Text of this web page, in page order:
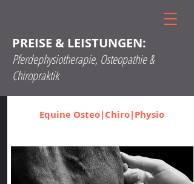
PREISE & LEISTUNGEN:
Pferdephysiotherapie, Osteopathie &
Chiropraktik
Equine Osteo|Chiro|Physio